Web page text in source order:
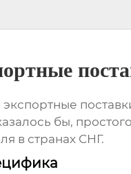
бы,
в странах СНГ.